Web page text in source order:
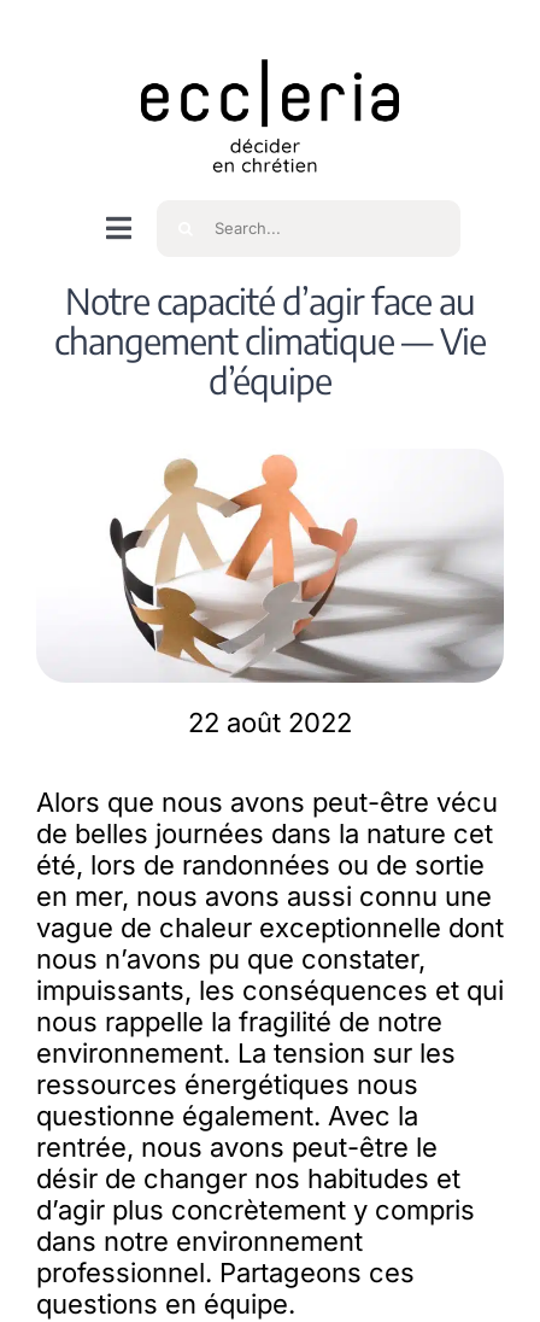
Navigation
bascule
Accueil
Qui sommes nous ?
Intéressés
Spiritualité
Membres
L’actu
La revue Responsables
Rechercher
Notre capacité d’agir face au
changement climatique — Vie
d’équipe
22 août 2022
Alors que nous avons peut-être vécu
de belles journées dans la nature cet
été, lors de randonnées ou de sortie
en mer, nous avons aussi connu une
vague de chaleur exceptionnelle dont
nous n’avons pu que constater,
impuissants, les conséquences et qui
nous rappelle la fragilité de notre
environnement. La tension sur les
ressources énergétiques nous
questionne également. Avec la
rentrée, nous avons peut-être le
désir de changer nos habitudes et
d’agir plus concrètement y compris
dans notre environnement
professionnel. Partageons ces
questions en équipe.